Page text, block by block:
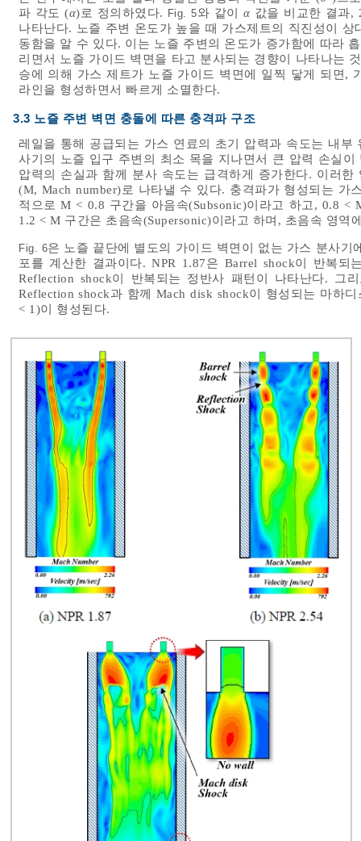
파 각도 (α)로 정의하였다. Fig. 5와 같이 α 값을 비교한 결과,
나타난다. 노즐 주변 온도가 높을 때 가스제트의 직진성이
동함을 알 수 있다. 이는 노즐 주변의 온도가 증가함에 따라
리면서 노즐 가이드 벽면을 타고 분사되는 경향이 나타나는
승에 의해 가스 제트가 노즐 가이드 벽면에 일찍 닿게 되면,
라인을 형성하면서 빠르게 소멸한다.
3.3 노즐 주변 벽면 충돌에 따른 충격파 구조
레일을 통해 공급되는 가스 연료의 초기 압력과 속도는 내
사기의 노즐 입구 주변의 최소 목을 지나면서 큰 압력 손실
압력의 손실과 함께 분사 속도는 급격하게 증가한다. 이러
(M, Mach number)로 나타낼 수 있다. 충격파가 형성되는 가
적으로 M < 0.8 구간을 아음속(Subsonic)이라고 하고, 0.8 <
1.2 < M 구간은 초음속(Supersonic)이라고 하며, 초음속 영역
Fig. 6은 노즐 끝단에 별도의 가이드 벽면이 없는 가스 분사
포를 계산한 결과이다. NPR 1.87은 Barrel shock이 반복
Reflection shock이 반복되는 정반사 패턴이 나타난다. 그
Reflection shock과 함께 Mach disk shock이 형성되는 마하
< 1)이 형성된다.